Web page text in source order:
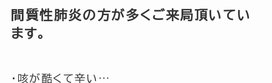
間質性肺炎の方が多くご来局頂いてい
ます。
・咳が酷くて辛い…